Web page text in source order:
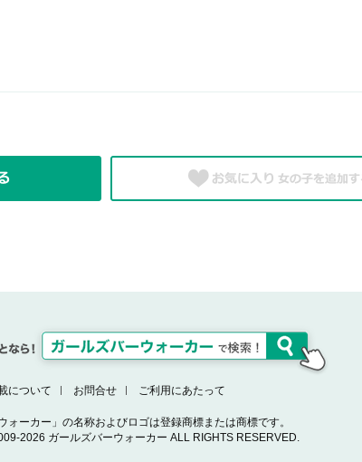
について お問合せ ご利用にあたって
ォーカー」の名称およびロゴは登録商標または商標です。
2026 ガールズバーウォーカー ALL RIGHTS RESERVED.